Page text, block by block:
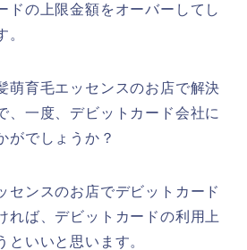
ドの上限金額をオーバーしてし
。
萌育毛エッセンスのお店で解決
、一度、デビットカード会社に
がでしょうか？
センスのお店でデビットカード
れば、デビットカードの利用上
といいと思います。